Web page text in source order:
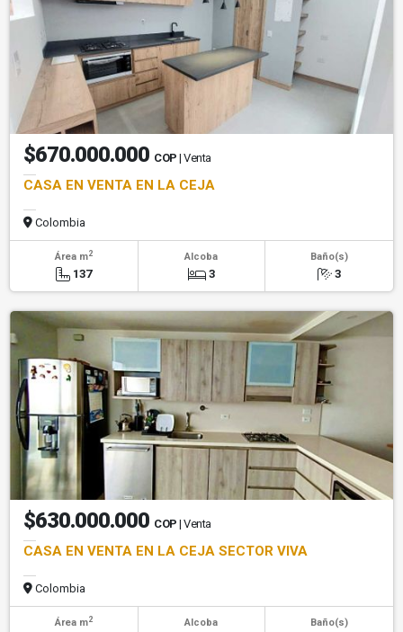
$670.000.000 COP | Venta
CASA EN VENTA EN LA CEJA
Colombia
Área m2
137
Alcoba
3
Baño(s)
3
$630.000.000 COP | Venta
CASA EN VENTA EN LA CEJA SECTOR VIVA
Colombia
Área m2 Alcoba Baño(s)